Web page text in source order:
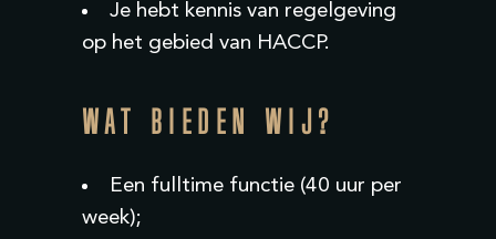
Je hebt kennis van regelgeving
op het gebied van HACCP.
WAT BIEDEN WIJ?
Een fulltime functie (40 uur per
week);